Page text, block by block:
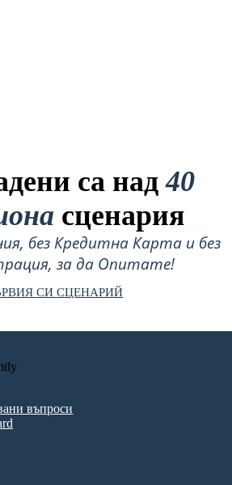
са над40
сценария
без Кредитна Карта и без
за да Опитате!
СИ СЦЕНАРИЙ
въпроси